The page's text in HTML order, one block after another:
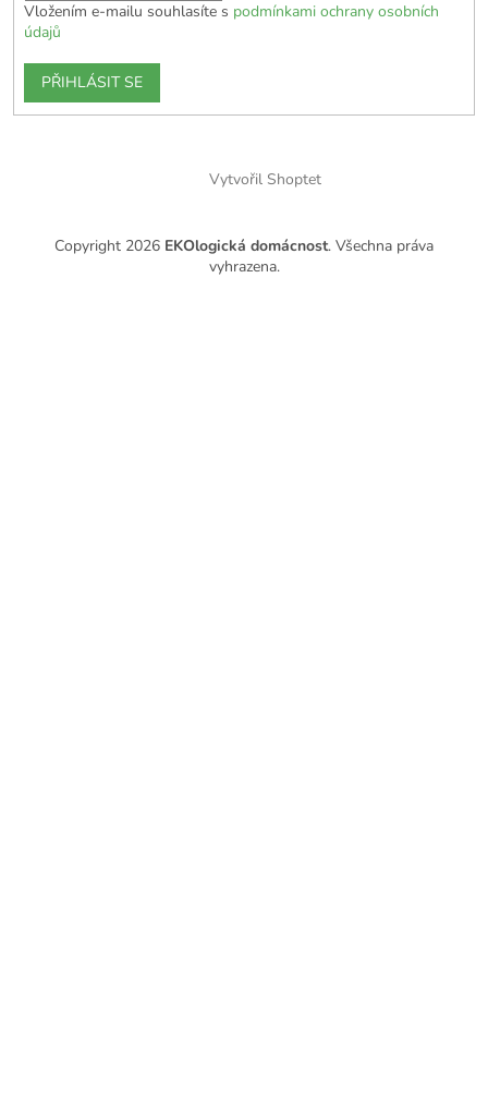
Vložením e-mailu souhlasíte s podmínkami ochrany osobních
údajů
PŘIHLÁSIT SE
Vytvořil Shoptet
Copyright 2026 EKOlogická domácnost. Všechna práva
vyhrazena.